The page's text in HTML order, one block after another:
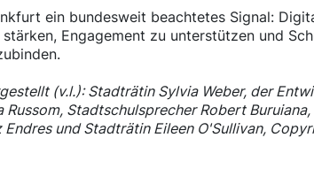
ein bundesweit beachtetes Signal:
Engagement zu unterstützen und
(v.l.): Stadträtin Sylvia Weber, der
Russom, Stadtschulsprecher Robert
und Stadträtin Eileen O'Sullivan,